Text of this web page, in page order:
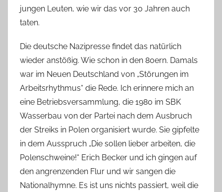
jungen Leuten, wie wir das vor 30 Jahren auch
taten.
Die deutsche Nazipresse findet das natürlich
wieder anstößig. Wie schon in den 80ern. Damals
war im Neuen Deutschland von „Störungen im
Arbeitsrhythmus“ die Rede. Ich erinnere mich an
eine Betriebsversammlung, die 1980 im SBK
Wasserbau von der Partei nach dem Ausbruch
der Streiks in Polen organisiert wurde. Sie gipfelte
in dem Ausspruch „Die sollen lieber arbeiten, die
Polenschweine!“ Erich Becker und ich gingen auf
den angrenzenden Flur und wir sangen die
Nationalhymne. Es ist uns nichts passiert, weil die